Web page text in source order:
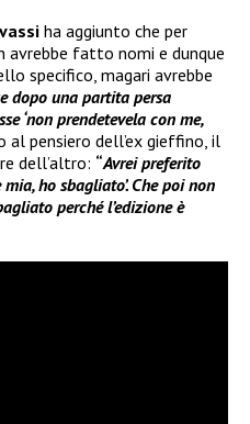
ha aggiunto che per
avrebbe fatto nomi e dunque
specifico, magari avrebbe
dopo una partita persa
‘non prendetevela con me,
al pensiero dell’ex gieffino, il
dell’altro: “Avrei preferito
ho sbagliato’. Che poi non
perché l’edizione è